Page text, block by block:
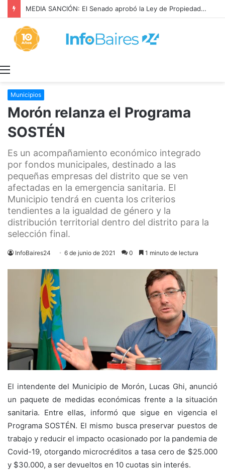
MEDIA SANCIÓN: El Senado aprobó la Ley de Propiedad Privada
Municipios
Morón relanza el Programa
SOSTÉN
Es un acompañamiento económico integrado
por fondos municipales, destinado a las
pequeñas empresas del distrito que se ven
afectadas en la emergencia sanitaria. El
Municipio tendrá en cuenta los criterios
tendientes a la igualdad de género y la
distribución territorial dentro del distrito para la
selección final.
InfoBaires24 6 de junio de 2021 0 1 minuto de lectura
El intendente del Municipio de Morón, Lucas Ghi, anunció
un paquete de medidas económicas frente a la situación
sanitaria. Entre ellas, informó que sigue en vigencia el
Programa SOSTÉN. El mismo busca preservar puestos de
trabajo y reducir el impacto ocasionado por la pandemia de
Covid-19, otorgando microcréditos a tasa cero de $25.000
y $30.000, a ser devueltos en 10 cuotas sin interés.